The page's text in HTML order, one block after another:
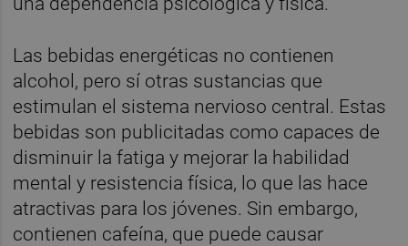
Las bebidas energéticas no contienen
alcohol, pero sí otras sustancias que
estimulan el sistema nervioso central. Estas
bebidas son publicitadas como capaces de
disminuir la fatiga y mejorar la habilidad
mental y resistencia física, lo que las hace
atractivas para los jóvenes. Sin embargo,
contienen cafeína, que puede causar